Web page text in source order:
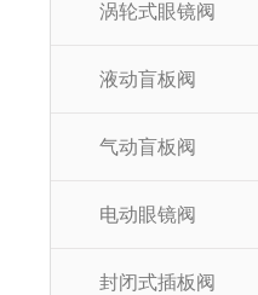
涡轮式眼镜阀
液动盲板阀
气动盲板阀
电动眼镜阀
封闭式插板阀